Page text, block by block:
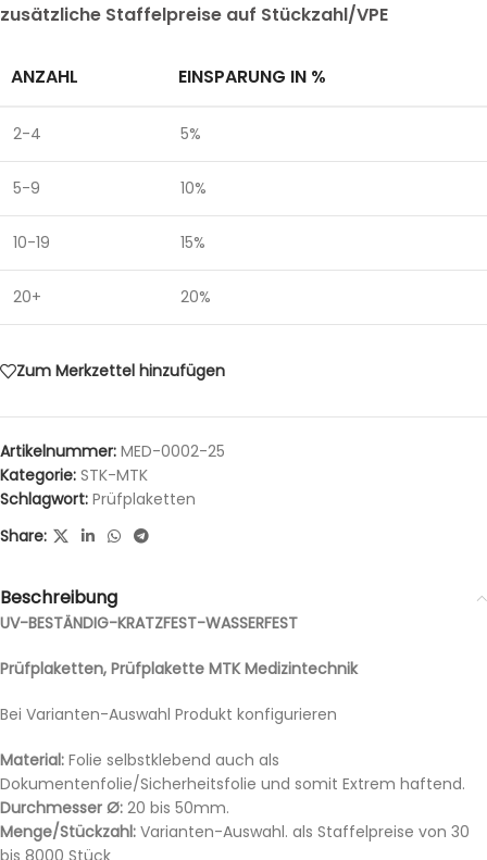
zusätzliche Staffelpreise auf Stückzahl/VPE
ANZAHL EINSPARUNG IN %
2-4 5%
5-9 10%
10-19 15%
20+ 20%
Zum Merkzettel hinzufügen
Artikelnummer: MED-0002-25
Kategorie: STK-MTK
Schlagwort: Prüfplaketten
Share:
Beschreibung
UV-BESTÄNDIG-KRATZFEST-WASSERFEST
Prüfplaketten, Prüfplakette MTK Medizintechnik
Bei Varianten-Auswahl Produkt konfigurieren
Material: Folie selbstklebend auch als
Dokumentenfolie/Sicherheitsfolie und somit Extrem haftend.
Durchmesser Ø: 20 bis 50mm.
Menge/Stückzahl: Varianten-Auswahl. als Staffelpreise von 30
bis 8000 Stück